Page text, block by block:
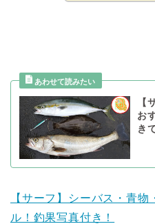
【
お
き
【サーフ】シーバス・青
ル！釣果写真付き！